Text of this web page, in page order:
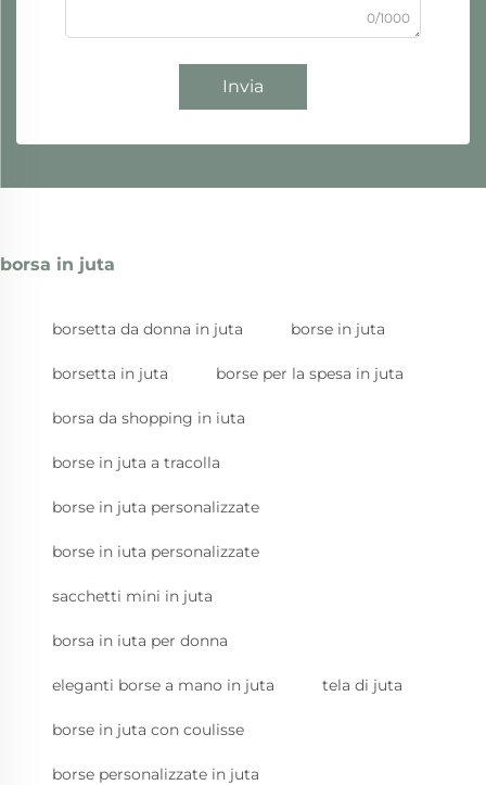
0/1000
Invia
borsa in juta
borsetta da donna in juta borse in juta
borsetta in juta borse per la spesa in juta
borsa da shopping in iuta
borse in juta a tracolla
borse in juta personalizzate
borse in iuta personalizzate
sacchetti mini in juta
borsa in iuta per donna
eleganti borse a mano in juta tela di juta
borse in juta con coulisse
borse personalizzate in juta